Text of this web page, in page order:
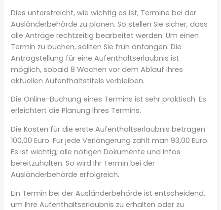
Dies unterstreicht, wie wichtig es ist, Termine bei der
Ausländerbehörde zu planen. So stellen Sie sicher, dass
alle Anträge rechtzeitig bearbeitet werden. Um einen
Termin zu buchen, sollten Sie früh anfangen. Die
Antragstellung für eine Aufenthaltserlaubnis ist
möglich, sobald 8 Wochen vor dem Ablauf Ihres
aktuellen Aufenthaltstitels verbleiben.
Die Online-Buchung eines Termins ist sehr praktisch. Es
erleichtert die Planung Ihres Termins.
Die Kosten für die erste Aufenthaltserlaubnis betragen
100,00 Euro. Für jede Verlängerung zahlt man 93,00 Euro.
Es ist wichtig, alle nötigen Dokumente und Infos
bereitzuhalten. So wird Ihr Termin bei der
Ausländerbehörde erfolgreich.
Ein Termin bei der Ausländerbehörde ist entscheidend,
um Ihre Aufenthaltserlaubnis zu erhalten oder zu